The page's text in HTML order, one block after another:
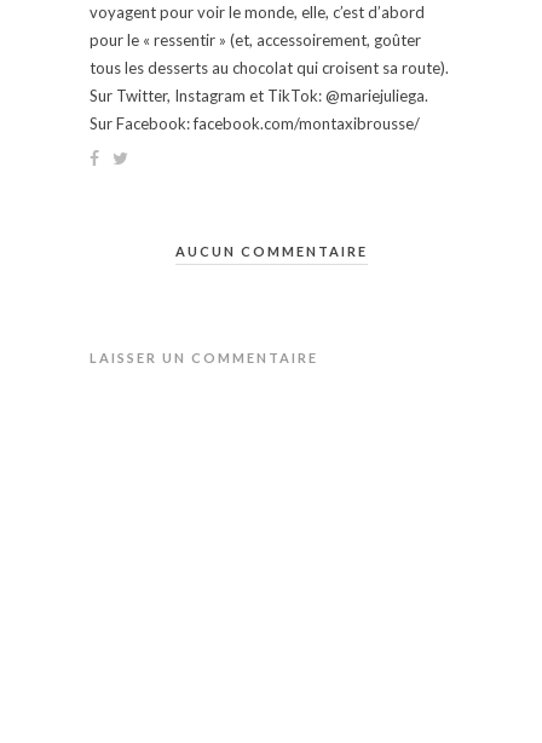
voyagent pour voir le monde, elle, c’est d’abord
pour le « ressentir » (et, accessoirement, goûter
tous les desserts au chocolat qui croisent sa route).
Sur Twitter, Instagram et TikTok: @mariejuliega.
Sur Facebook: facebook.com/montaxibrousse/
AUCUN COMMENTAIRE
LAISSER UN COMMENTAIRE